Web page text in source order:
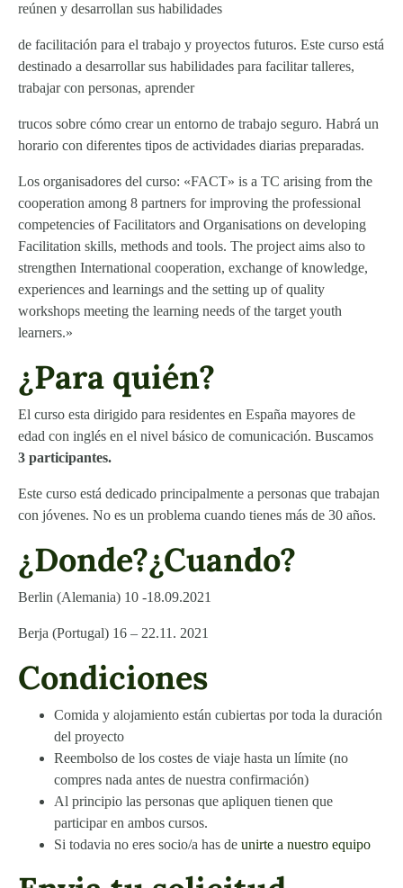
reúnen y desarrollan sus habilidades
de facilitación para el trabajo y proyectos futuros. Este curso está
destinado a desarrollar sus habilidades para facilitar talleres,
trabajar con personas, aprender
trucos sobre cómo crear un entorno de trabajo seguro. Habrá un
horario con diferentes tipos de actividades diarias preparadas.
Los organisadores del curso: «FACT» is a TC arising from the
cooperation among 8 partners for improving the professional
competencies of Facilitators and Organisations on developing
Facilitation skills, methods and tools. The project aims also to
strengthen International cooperation, exchange of knowledge,
experiences and learnings and the setting up of quality
workshops meeting the learning needs of the target youth
learners.»
¿Para quién?
El curso esta dirigido para residentes en España mayores de
edad con inglés en el nivel básico de comunicación. Buscamos
3 participantes.
Este curso está dedicado principalmente a personas que trabajan
con jóvenes. No es un problema cuando tienes más de 30 años.
¿Donde?¿Cuando?
Berlin (Alemania) 10 -18.09.2021
Berja (Portugal) 16 – 22.11. 2021
Condiciones
Comida y alojamiento están cubiertas por toda la duración
del proyecto
Reembolso de los costes de viaje hasta un límite (no
compres nada antes de nuestra confirmación)
Al principio las personas que apliquen tienen que
participar en ambos cursos.
Si todavia no eres socio/a has de unirte a nuestro equipo